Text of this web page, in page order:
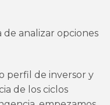
analizar opciones
perfil de inversor y
de los ciclos